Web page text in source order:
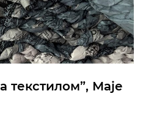
текстилом”, Мајe